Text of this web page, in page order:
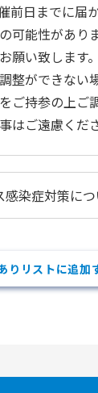
前日までに届
可能性があり
願い致します。
整ができない
ご持参の上ご
はご遠慮くだ
染症対策につ
りリストに追加